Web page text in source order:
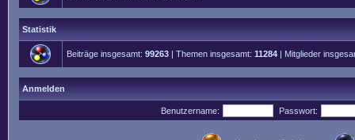
Statistik
Beiträge insgesamt: 99263 | Themen insgesamt: 11284 | Mitglieder
Anmelden
Benutzername: Passwort: